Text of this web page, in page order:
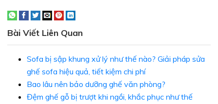
Bài Viết Liên Quan
Sofa bị sập khung xử lý như thế nào? Giải pháp sửa
ghế sofa hiệu quả, tiết kiệm chi phí
Bao lâu nên bảo dưỡng ghế văn phòng?
Đệm ghế gỗ bị trượt khi ngồi, khắc phục như thế